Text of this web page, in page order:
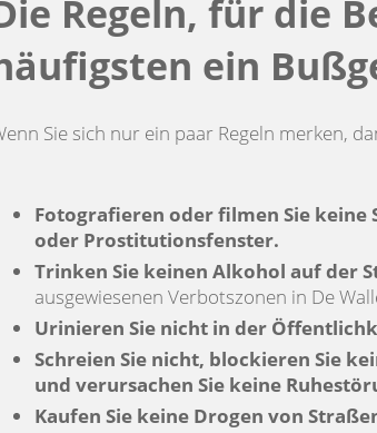
Regeln, für die
ein
Sie sich nur ein paar Regeln merken,
Fotografieren oder filmen Sie keine
oder Prostitutionsfenster.
Trinken Sie keinen Alkohol auf der
ausgewiesenen Verbotszonen in De
Urinieren Sie nicht in der
Schreien Sie nicht, blockieren Sie
und verursachen Sie keine
Kaufen Sie keine Drogen von